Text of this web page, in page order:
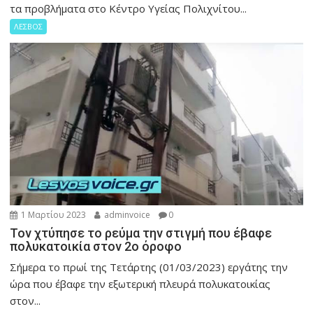
τα προβλήματα στο Κέντρο Υγείας Πολιχνίτου...
ΛΕΣΒΟΣ
1 Μαρτίου 2023 adminvoice 0
Τον χτύπησε το ρεύμα την στιγμή που έβαφε
πολυκατοικία στον 2ο όροφο
Σήμερα το πρωί της Τετάρτης (01/03/2023) εργάτης την
ώρα που έβαφε την εξωτερική πλευρά πολυκατοικίας
στον...